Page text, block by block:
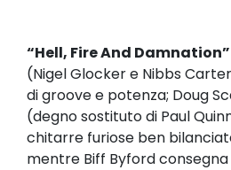
“Hell, Fire And Damnation”
(Nigel Glocker e Nibbs
di groove e potenza; Doug
(degno sostituto di Paul
chitarre furiose ben
mentre Biff Byford